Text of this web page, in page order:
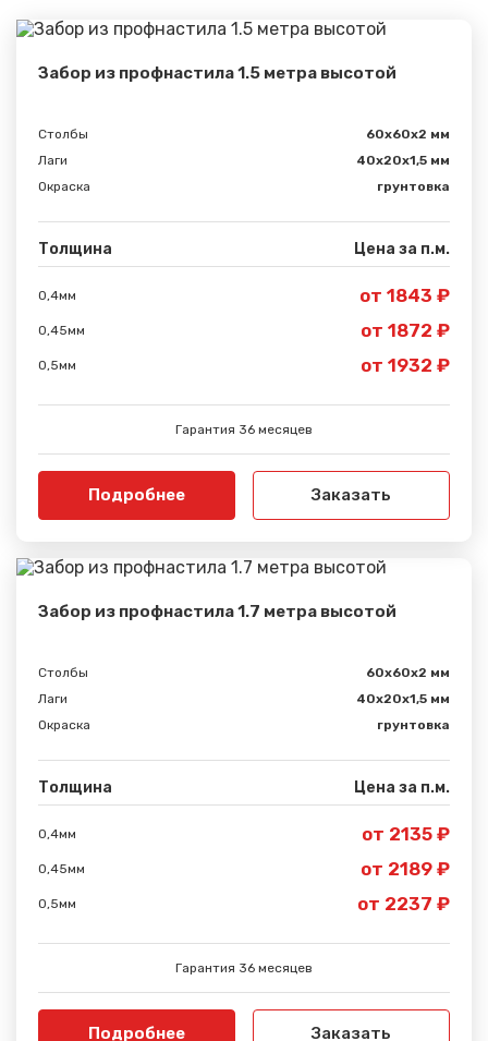
Забор из профнастила 1.5 метра высотой
Столбы
60х60х2 мм
Лаги
40х20х1,5 мм
Окраска
грунтовка
Толщина Цена за п.м.
0,4мм от 1843 ₽
0,45мм от 1872 ₽
0,5мм от 1932 ₽
Гарантия 36 месяцев
Подробнее Заказать
Забор из профнастила 1.7 метра высотой
Столбы
60х60х2 мм
Лаги
40х20х1,5 мм
Окраска
грунтовка
Толщина Цена за п.м.
0,4мм от 2135 ₽
0,45мм от 2189 ₽
0,5мм от 2237 ₽
Гарантия 36 месяцев
Подробнее Заказать